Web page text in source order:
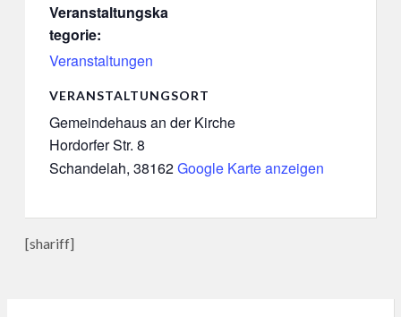
Veranstaltungska
tegorie:
Veranstaltungen
VERANSTALTUNGSORT
Gemeindehaus an der Kirche
Hordorfer Str. 8
Schandelah, 38162Google Karte anzeigen
[shariff]